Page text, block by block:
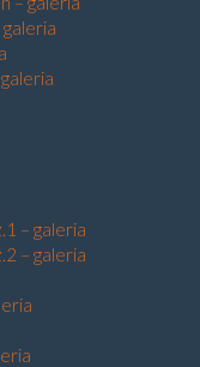
– galeria
– galeria